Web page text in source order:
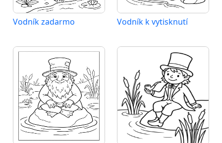
Vodník zadarmo Vodník k vytisknutí